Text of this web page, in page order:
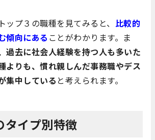
ップ３の職種を見てみると、 比較的
傾向にある ことがわかります。ま
過去に社会人経験を持つ人も多いた
よりも、慣れ親しんだ事務職やデス
集中している と考えられます。
タイプ別特徴